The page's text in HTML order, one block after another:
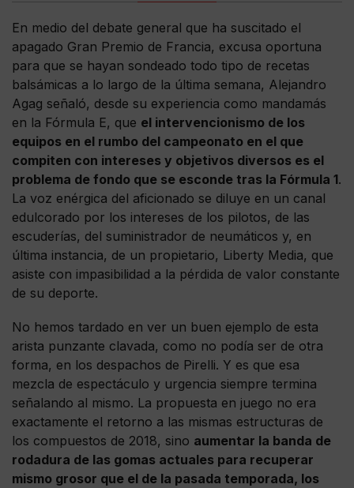
En medio del debate general que ha suscitado el
apagado Gran Premio de Francia, excusa oportuna
para que se hayan sondeado todo tipo de recetas
balsámicas a lo largo de la última semana, Alejandro
Agag señaló, desde su experiencia como mandamás
en la Fórmula E, que el intervencionismo de los
equipos en el rumbo del campeonato en el que
compiten con intereses y objetivos diversos es el
problema de fondo que se esconde tras la Fórmula 1.
La voz enérgica del aficionado se diluye en un canal
edulcorado por los intereses de los pilotos, de las
escuderías, del suministrador de neumáticos y, en
última instancia, de un propietario, Liberty Media, que
asiste con impasibilidad a la pérdida de valor constante
de su deporte.
No hemos tardado en ver un buen ejemplo de esta
arista punzante clavada, como no podía ser de otra
forma, en los despachos de Pirelli. Y es que esa
mezcla de espectáculo y urgencia siempre termina
señalando al mismo. La propuesta en juego no era
exactamente el retorno a las mismas estructuras de
los compuestos de 2018, sino aumentar la banda de
rodadura de las gomas actuales para recuperar
mismo grosor que el de la pasada temporada, los